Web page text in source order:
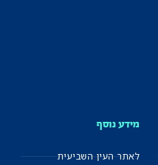
מידע נוסף
לאתר העין השביעית